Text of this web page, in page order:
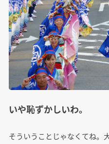
いや恥ずかしいわ。
そういうことじゃなくてね。